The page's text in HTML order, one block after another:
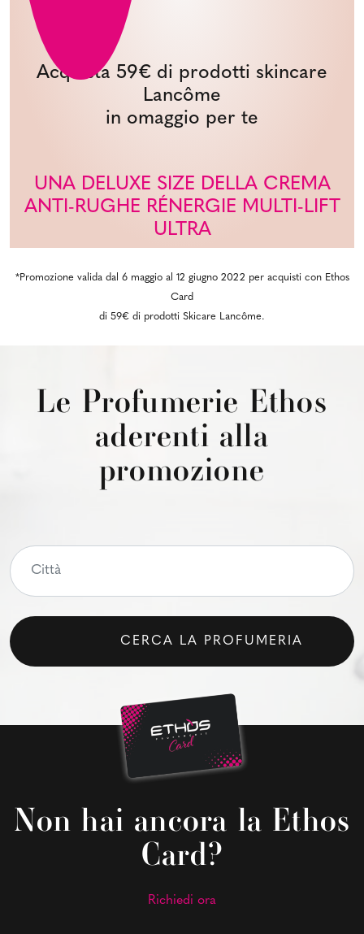
Acquista 59€ di prodotti skincare
Lancôme
in omaggio per te
UNA DELUXE SIZE DELLA CREMA
ANTI-RUGHE RÉNERGIE MULTI-LIFT
ULTRA
*Promozione valida dal 6 maggio al 12 giugno 2022 per acquisti con Ethos
Card
di 59€ di prodotti Skicare Lancôme.
Le Profumerie Ethos
aderenti alla
promozione
CERCA LA PROFUMERIA
Non hai ancora la Ethos
Card?
Richiedi ora